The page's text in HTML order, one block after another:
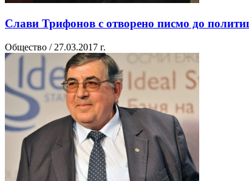
Слави Трифонов с отворено писмо до
Общество / 27.03.2017 г.